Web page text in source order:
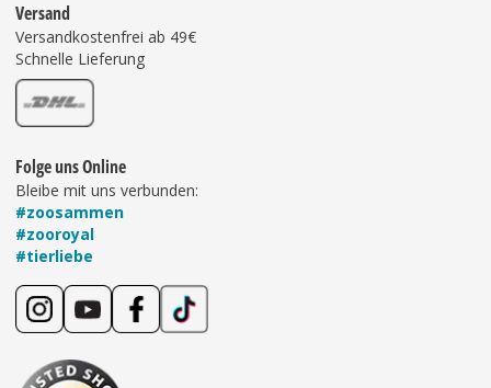
Versand
Versandkostenfrei ab 49€
Schnelle Lieferung
Folge uns Online
Bleibe mit uns verbunden:
#zoosammen
#zooroyal
#tierliebe